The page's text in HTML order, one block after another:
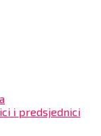
i predsjednici